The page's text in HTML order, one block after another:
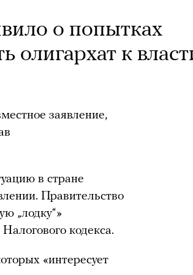
о попытках
олигархат к
заявление,
в стране
Правительство
„лодку“»
кодекса.
«интересует